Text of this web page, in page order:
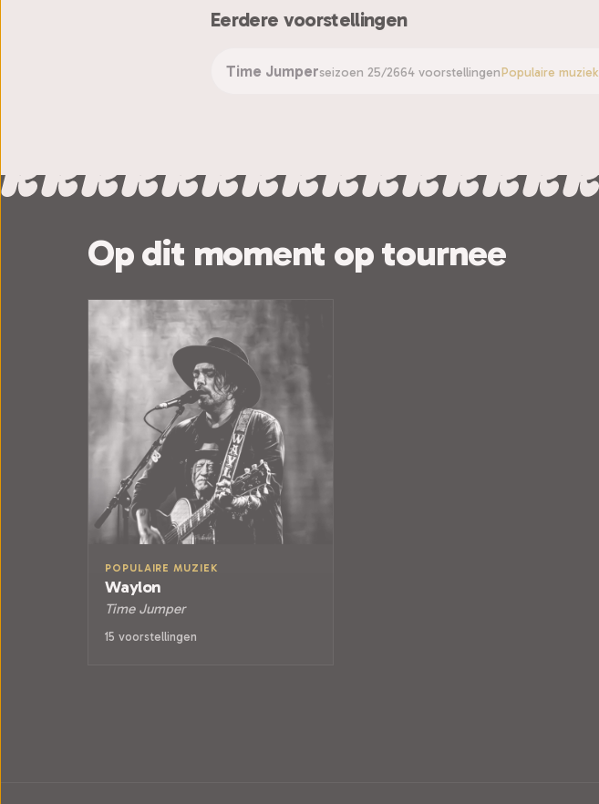
Eerdere voorstellingen
Time Jumperseizoen 25/2664 voorstellingenPopulaire muziek
Op dit moment op tournee
POPULAIRE MUZIEK
Waylon
Time Jumper
15 voorstellingen